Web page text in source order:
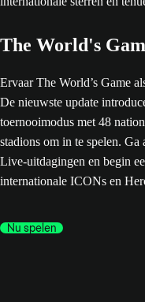
The World's
Ervaar The World’s Game
De nieuwste update
toernooimodus met 48
stadions om in te spelen. Ga
Live-uitdagingen en begin
internationale ICONs en
Nu spelen